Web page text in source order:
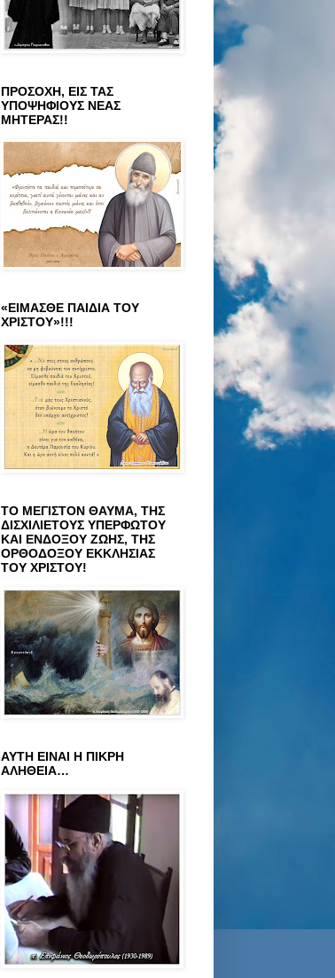
ΠΡΟΣΟΧΗ, ΕΙΣ ΤΑΣ
ΥΠΟΨΗΦΙΟΥΣ ΝΕΑΣ
ΜΗΤΕΡΑΣ!!
«ΕΙΜΑΣΘΕ ΠΑΙΔΙΑ ΤΟΥ
ΧΡΙΣΤΟΥ»!!!
ΤΟ ΜΕΓΙΣΤΟΝ ΘΑΥΜΑ, ΤΗΣ
ΔΙΣΧΙΛΙΕΤΟΥΣ ΥΠΕΡΦΩΤΟΥ
ΚΑΙ ΕΝΔΟΞΟΥ ΖΩΗΣ, ΤΗΣ
ΟΡΘΟΔΟΞΟΥ ΕΚΚΛΗΣΙΑΣ
ΤΟΥ ΧΡΙΣΤΟΥ!
ΑΥΤΗ ΕΙΝΑΙ Η ΠΙΚΡΗ
ΑΛΗΘΕΙΑ…